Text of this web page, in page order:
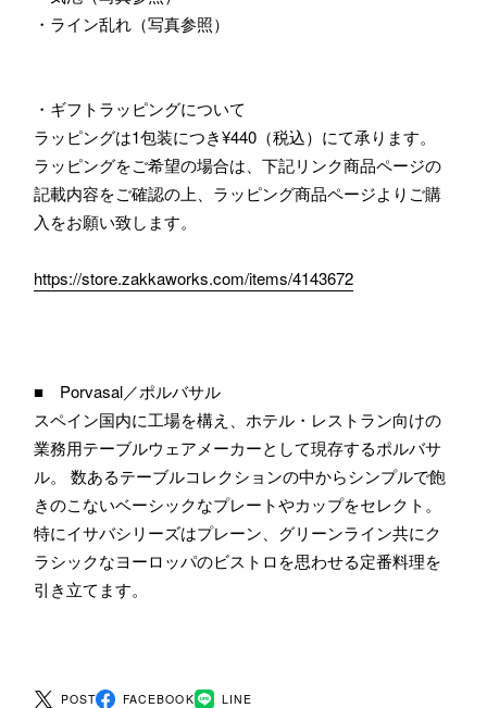
・ライン乱れ（写真参照）
・ギフトラッピングについて
ラッピングは1包装につき¥440（税込）にて承ります。
ラッピングをご希望の場合は、下記リンク商品ページの
記載内容をご確認の上、ラッピング商品ページよりご購
入をお願い致します。
https://store.zakkaworks.com/items/4143672
■ Porvasal／ポルバサル
スペイン国内に工場を構え、ホテル・レストラン向けの
業務用テーブルウェアメーカーとして現存するポルバサ
ル。 数あるテーブルコレクションの中からシンプルで飽
きのこないベーシックなプレートやカップをセレクト。
特にイサバシリーズはプレーン、グリーンライン共にク
ラシックなヨーロッパのビストロを思わせる定番料理を
引き立てます。
POST FACEBOOK LINE